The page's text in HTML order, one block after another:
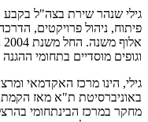
פיתוח, ניהול פרויקטים,
וגופים מוסדיים בתחומי
גילי, הינו מרכז האקדמאי
מחקר במרכז הבינתחומי